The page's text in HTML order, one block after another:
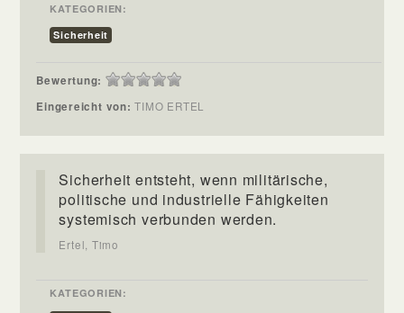
KATEGORIEN:
Sicherheit
Bewertung:
Eingereicht von:TIMO ERTEL
Sicherheit entsteht, wenn militärische,
politische und industrielle Fähigkeiten
systemisch verbunden werden.
Ertel, Timo
KATEGORIEN: